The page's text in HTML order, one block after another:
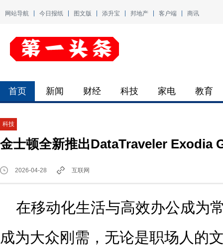
网站导航 今日报纸 图文版 添升宝 邦地产 客户端 商讯
首页 新闻 财经 科技 家电 教育
科技
金士顿全新推出DataTraveler Exodia
2026-04-28 互联网
在移动化生活与高效办公成为
成为大众刚需，无论是职场人的